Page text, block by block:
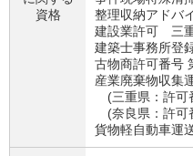
資格
整理収納アドバ
建設業許可 三
建築士事務所
古物商許可番号
産業廃棄物収集
(三重県：許可
(奈良県：許可
貨物軽自動車運